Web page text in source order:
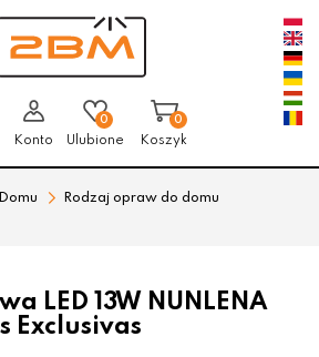
Konto
0
Ulubione
0
Koszyk
Rodzaj opraw do domu
LED 13W NUNLENA
Exclusivas